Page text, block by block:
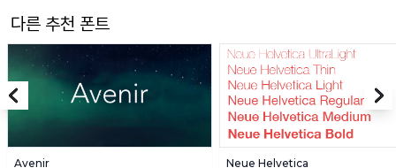
다른 추천 폰트
Avenir Neue Helvetica